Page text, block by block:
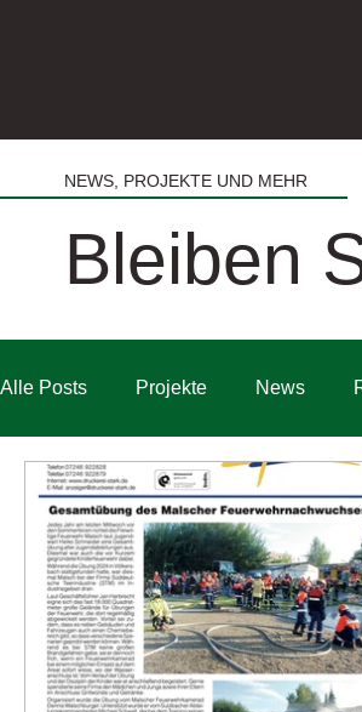
NEWS, PROJEKTE UND MEHR
Bleiben
Alle Posts Projekte News